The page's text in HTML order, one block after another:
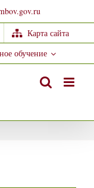
Карта сайта
обучение